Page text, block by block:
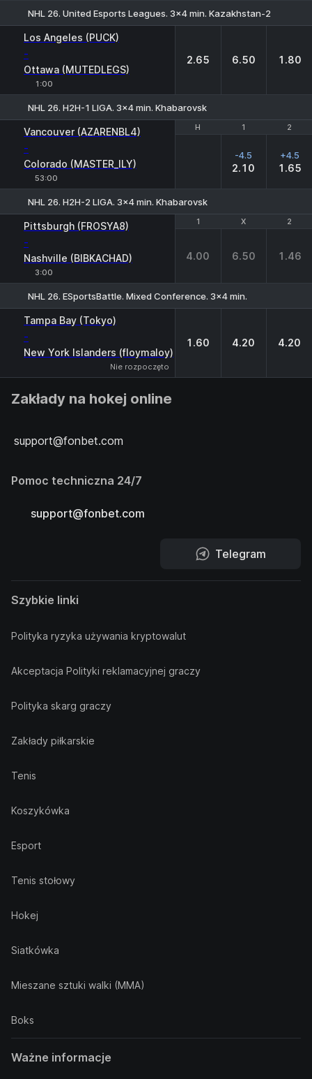
NHL 26. United Esports Leagues. 3x4 min. Kazakhstan-2
Los Angeles (PUCK)
-
Ottawa (MUTEDLEGS)
1:00
2.65 6.50 1.80
NHL 26. H2H-1 LIGA. 3x4 min. Khabarovsk
H 1 2
Vancouver (AZARENBL4)
-
Colorado (MASTER_ILY)
53:00
H 1 2
-4.5
2.10
+4.5
1.65
NHL 26. H2H-2 LIGA. 3x4 min. Khabarovsk
1 X 2
Pittsburgh (FROSYA8)
-
Nashville (BIBKACHAD)
3:00
1 X 2
4.00 6.50 1.46
NHL 26. ESportsBattle. Mixed Conference. 3x4 min.
Tampa Bay (Tokyo)
-
New York Islanders (floymaloy)
Nie rozpoczęto
1.60 4.20 4.20
Zakłady na hokej online
support@fonbet.com
Pomoc techniczna 24/7
support@fonbet.com
Telegram
Szybkie linki
Polityka ryzyka używania kryptowalut
Akceptacja Polityki reklamacyjnej graczy
Polityka skarg graczy
Zakłady piłkarskie
Tenis
Koszykówka
Esport
Tenis stołowy
Hokej
Siatkówka
Mieszane sztuki walki (MMA)
Boks
Ważne informacje